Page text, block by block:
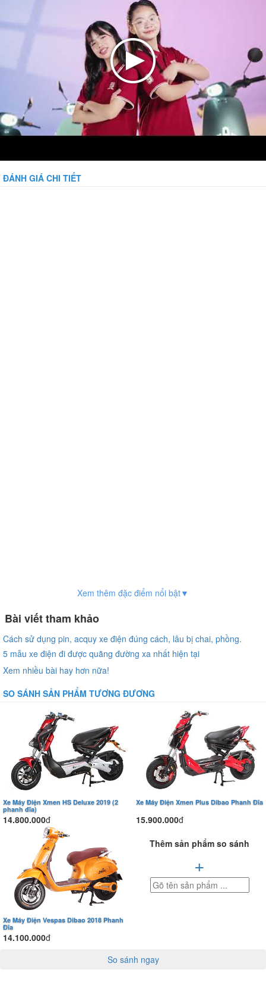
ĐÁNH GIÁ CHI TIẾT
Xem thêm đặc điểm nổi bật▼
Bài viết tham khảo
Cách sử dụng pin, acquy xe điện đúng cách, lâu bị chai, phồng.
5 mẫu xe điện đi được quãng đường xa nhất hiện tại
Xem nhiều bài hay hơn nữa!
SO SÁNH SẢN PHẨM TƯƠNG ĐƯƠNG
Xe Máy Điện Xmen HS Deluxe 2019 (2
phanh đĩa)
14.800.000đ
Xe Máy Điện Xmen Plus Dibao Phanh Đĩa
15.900.000đ
Xe Máy Điện Vespas Dibao 2018 Phanh
Đĩa
14.100.000đ
Thêm sản phẩm so sánh
+
So sánh ngay